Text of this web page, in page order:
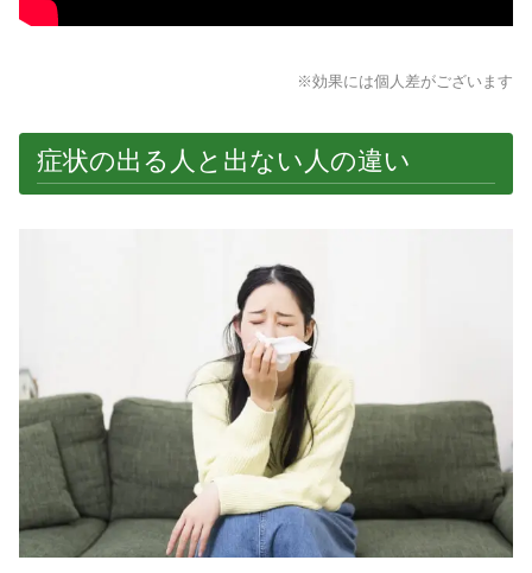
※効果には個人差がございます
症状の出る人と出ない人の違い